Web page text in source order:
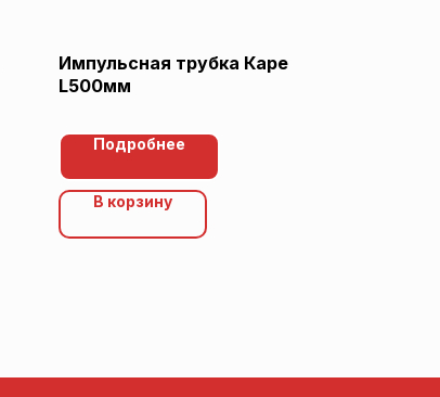
Импульсная трубка Каре
L500мм
Подробнее
В корзину